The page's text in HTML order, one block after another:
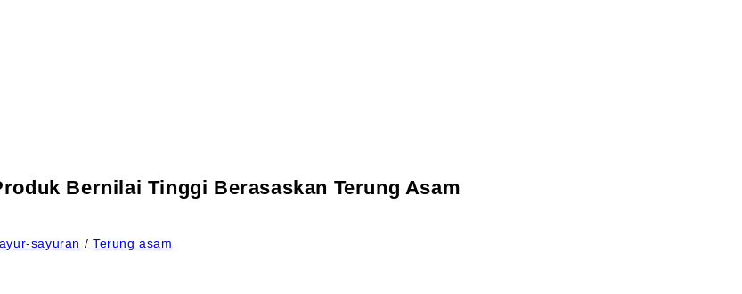
Bernilai Tinggi Berasaskan Terung Asam
sayuran / Terung asam